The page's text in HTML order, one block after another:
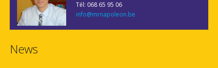
Tél: 068 65 95 06
info@mrnapoleon.be
News